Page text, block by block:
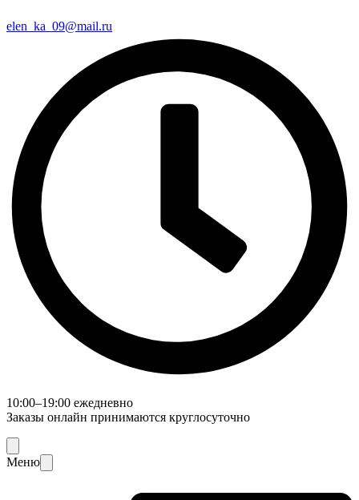
elen_ka_09@mail.ru
10:00–19:00 ежедневно
Заказы онлайн принимаются круглосуточно
Меню